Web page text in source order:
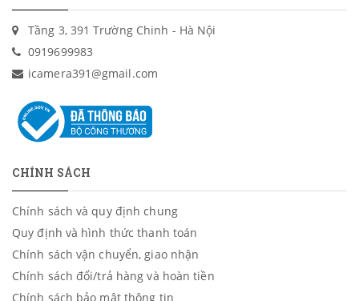
Tầng 3, 391 Trường Chinh - Hà Nội
0919699983
icamera391@gmail.com
CHÍNH SÁCH
Chính sách và quy định chung
Quy định và hình thức thanh toán
Chính sách vận chuyển, giao nhận
Chính sách đổi/trả hàng và hoàn tiền
Chính sách bảo mật thông tin